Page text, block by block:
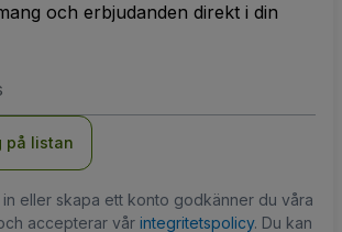
och erbjudanden direkt i din
på listan
in eller skapa ett konto godkänner du våra
accepterar vår integritetspolicy. Du kan